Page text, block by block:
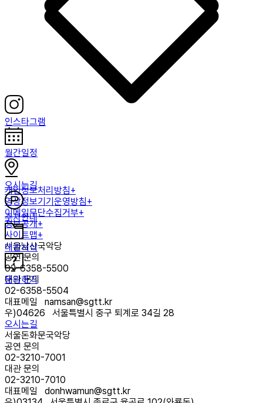
인스타그램
월간일정
오시는길
주차안내
대관서식
문의하기
개인정보처리방침+
영상정보기기운영방침+
이메일무단수집거부+
정보공개+
사이트맵+
서울남산국악당
공연 문의
02-6358-5500
대관 문의
02-6358-5504
대표메일 namsan@sgtt.kr
우)04626
서울특별시 중구 퇴계로 34길 28
오시는길
서울돈화문국악당
공연 문의
02-3210-7001
대관 문의
02-3210-7010
대표메일 donhwamun@sgtt.kr